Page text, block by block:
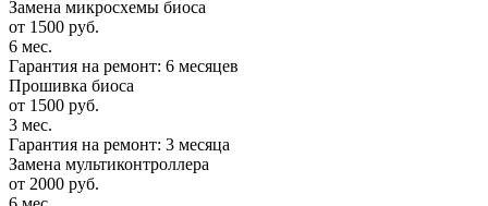
Замена микросхемы биоса
от 1500 руб.
6 мес.
Гарантия на ремонт: 6 месяцев
Прошивка биоса
от 1500 руб.
3 мес.
Гарантия на ремонт: 3 месяца
Замена мультиконтроллера
от 2000 руб.